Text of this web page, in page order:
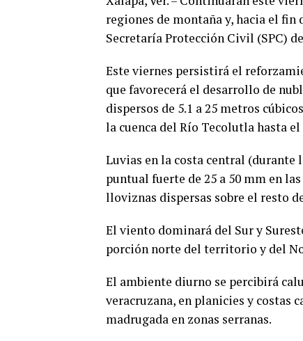
regiones de montaña y, hacia el fin
Secretaría Protección Civil (SPC)
Este viernes persistirá el
que favorecerá el desarrollo de
dispersos de 5.1 a 25 metros
la cuenca del Río Tecolutla hasta el
Luvias en la costa central (durante
puntual fuerte de 25 a 50 mm en
lloviznas dispersas sobre el resto
El viento dominará del Sur y
porción norte del territorio y del
El ambiente diurno se percibirá
veracruzana, en planicies y costas
madrugada en zonas serranas.